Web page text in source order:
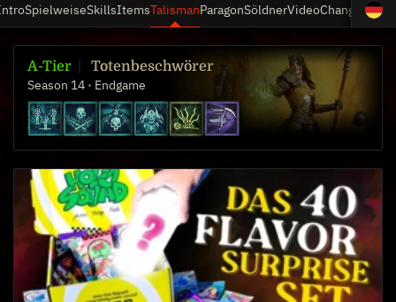
SpielweiseSkillsItemsTalismanParagonSöldnerVideoChangelog
A-Tier
Totenbeschwörer
Season 14
Endgame